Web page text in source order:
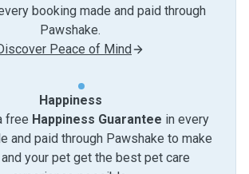
booking made and paid through
Pawshake.
Peace of Mind
Happiness
free Happiness Guarantee in every
and paid through Pawshake to make
your pet get the best pet care